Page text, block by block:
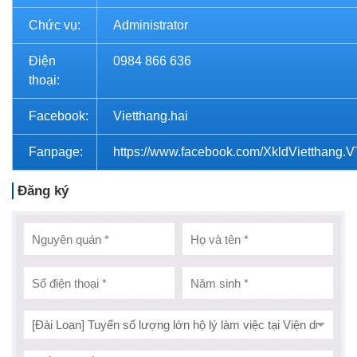
Chức vụ: Administrator
Điện
thoại:
0984 866 636
Facebook: Vietthang.hai
Fanpage: https://www.facebook.com/
Đăng ký